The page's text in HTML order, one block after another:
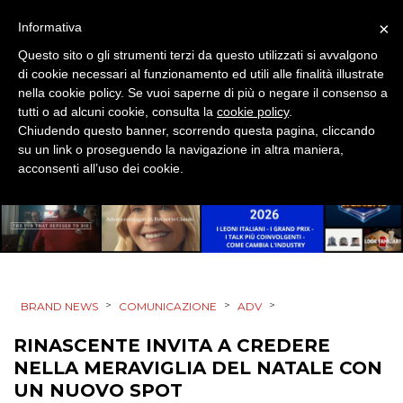
ESTERNA
RADIO / AUDIO
PREVISIONI/SCENARI
BRAND NEWS > COMUNICAZIONE > ADV >
RINASCENTE INVITA A CREDERE
NELLA MERAVIGLIA DEL NATALE CON
UN NUOVO SPOT
×
Informativa
Questo sito o gli strumenti terzi da questo utilizzati si avvalgono
di cookie necessari al funzionamento ed utili alle finalità illustrate
nella cookie policy. Se vuoi saperne di più o negare il consenso a
tutti o ad alcuni cookie, consulta la cookie policy.
Chiudendo questo banner, scorrendo questa pagina, cliccando
su un link o proseguendo la navigazione in altra maniera,
acconsenti all’uso dei cookie.